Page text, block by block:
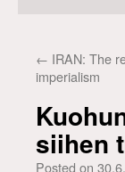
← IRAN: The
imperialism
siihen
Posted on